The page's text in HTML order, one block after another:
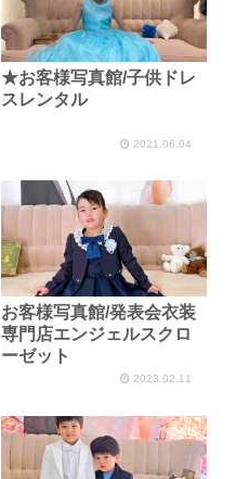
★お客様写真館/子供ドレ
スレンタル
2021.06.04
お客様写真館/発表会衣装
専門店エンジェルスクロ
ーゼット
2023.02.11